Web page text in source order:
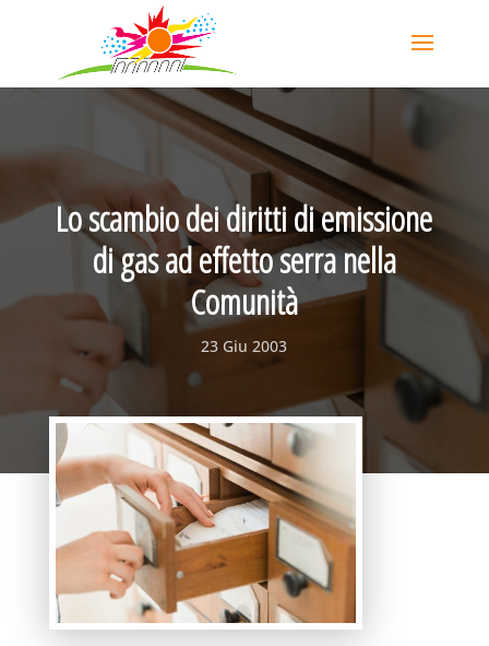
Lo scambio dei diritti di emissione
di gas ad effetto serra nella
Comunità
23 Giu 2003